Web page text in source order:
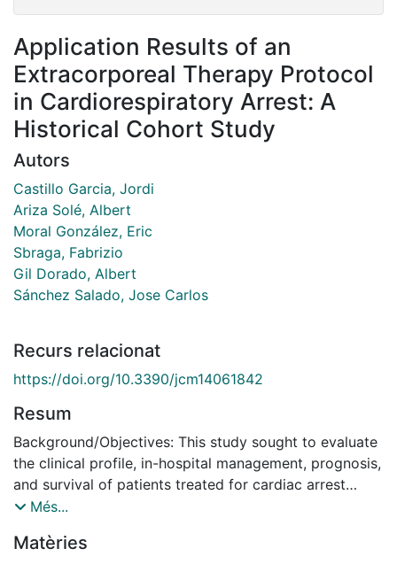
Application Results of an
Extracorporeal Therapy Protocol
in Cardiorespiratory Arrest: A
Historical Cohort Study
Autors
Castillo Garcia, Jordi
Ariza Solé, Albert
Moral González, Eric
Sbraga, Fabrizio
Gil Dorado, Albert
Sánchez Salado, Jose Carlos
Recurs relacionat
https://doi.org/10.3390/jcm14061842
Resum
Background/Objectives: This study sought to evaluate
the clinical profile, in-hospital management, prognosis,
and survival of patients treated for cardiac arrest
using extracorporeal therapy in a third-level Spanish
protocolised. Methods: This study is a historical
Més...
Matèries